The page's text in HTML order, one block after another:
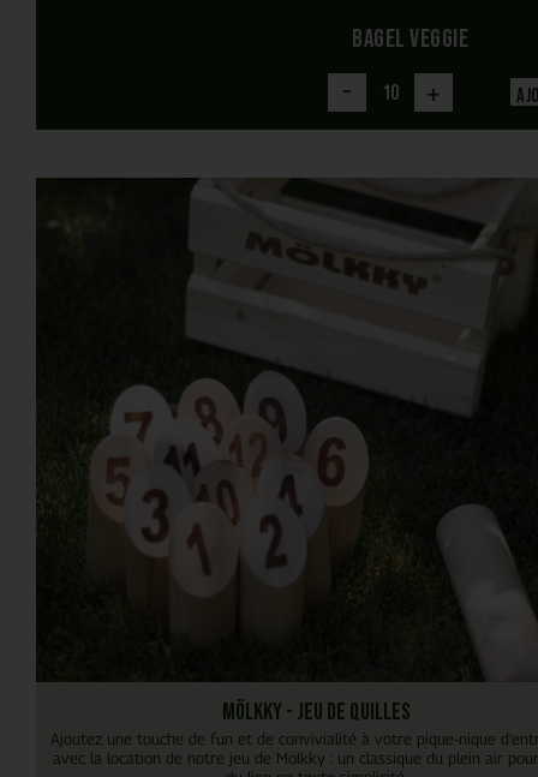
- +
Mölkky - Jeu de quilles
Ajoutez une touche de fun et de convivialité à votre pique-nique
avec la location de notre jeu de Mölkky : un classique du plein air